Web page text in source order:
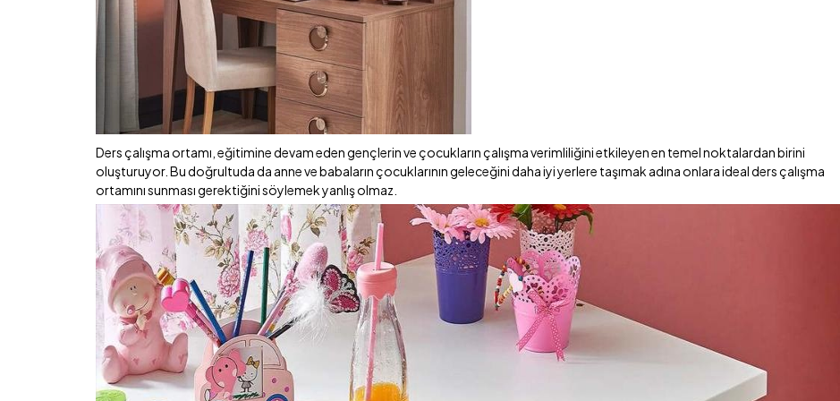
Ders çalışma ortamı, eğitimine devam eden gençlerin ve çocukların çalışma verimliliğini etkileyen en temel noktalardan birini
oluşturuyor. Bu doğrultuda da anne ve babaların çocuklarının geleceğini daha iyi yerlere taşımak adına onlara ideal ders çalışma
ortamını sunması gerektiğini söylemek yanlış olmaz.